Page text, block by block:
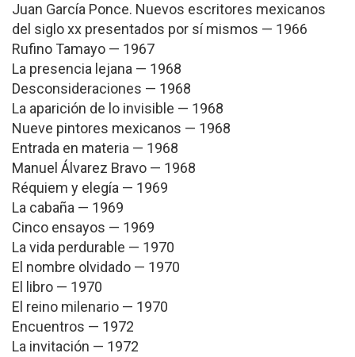
Juan García Ponce. Nuevos escritores mexicanos
del siglo xx presentados por sí mismos — 1966
Rufino Tamayo — 1967
La presencia lejana — 1968
Desconsideraciones — 1968
La aparición de lo invisible — 1968
Nueve pintores mexicanos — 1968
Entrada en materia — 1968
Manuel Álvarez Bravo — 1968
Réquiem y elegía — 1969
La cabaña — 1969
Cinco ensayos — 1969
La vida perdurable — 1970
El nombre olvidado — 1970
El libro — 1970
El reino milenario — 1970
Encuentros — 1972
La invitación — 1972